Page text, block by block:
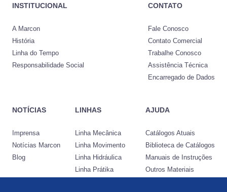
INSTITUCIONAL
A Marcon
História
Linha do Tempo
Responsabilidade Social
CONTATO
Fale Conosco
Contato Comercial
Trabalhe Conosco
Assistência Técnica
Encarregado de Dados
NOTÍCIAS
Imprensa
Notícias Marcon
Blog
LINHAS
Linha Mecânica
Linha Movimento
Linha Hidráulica
Linha Prátika
AJUDA
Catálogos Atuais
Biblioteca de Catálogos
Manuais de Instruções
Outros Materiais